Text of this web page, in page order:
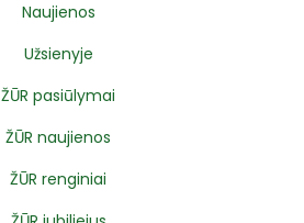
Naujienos
Užsienyje
ŽŪR pasiūlymai
ŽŪR naujienos
ŽŪR renginiai